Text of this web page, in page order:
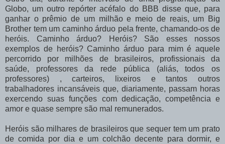
Globo, um outro repórter acéfalo do BBB disse que, para
ganhar o prêmio de um milhão e meio de reais, um Big
Brother tem um caminho árduo pela frente, chamando-os de
heróis. Caminho árduo? Heróis? São esses nossos
exemplos de heróis? Caminho árduo para mim é aquele
percorrido por milhões de brasileiros, profissionais da
saúde, professores da rede pública (aliás, todos os
professores) , carteiros, lixeiros e tantos outros
trabalhadores incansáveis que, diariamente, passam horas
exercendo suas funções com dedicação, competência e
amor e quase sempre são mal remunerados.
Heróis são milhares de brasileiros que sequer tem um prato
de comida por dia e um colchão decente para dormir, e